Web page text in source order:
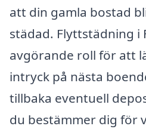
att din gamla bostad
städad. Flyttstädning i
avgörande roll för att
intryck på nästa
tillbaka eventuell
du bestämmer dig för